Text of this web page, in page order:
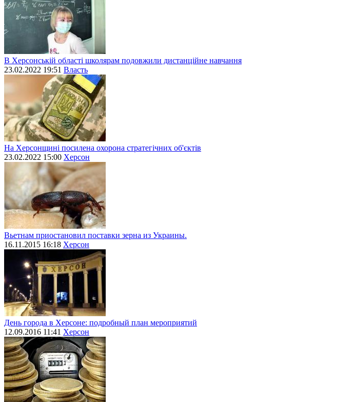
В Херсонській області школярам подовжили дистанційне навчання
23.02.2022 19:51 Власть
На Херсонщині посилена охорона стратегічних об'єктів
23.02.2022 15:00 Херсон
Вьетнам приостановил поставки зерна из Украины.
16.11.2015 16:18 Херсон
День города в Херсоне: подробный план мероприятий
12.09.2016 11:41 Херсон